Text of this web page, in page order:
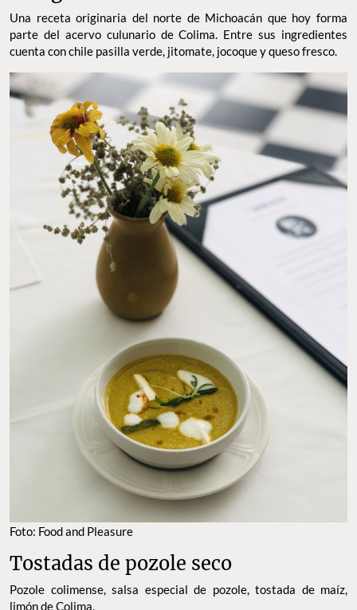
Una receta originaria del norte de Michoacán que hoy forma
parte del acervo culunario de Colima. Entre sus ingredientes
cuenta con chile pasilla verde, jitomate, jocoque y queso fresco.
Foto: Food and Pleasure
Tostadas de pozole seco
Pozole colimense, salsa especial de pozole, tostada de maíz,
limón de Colima.